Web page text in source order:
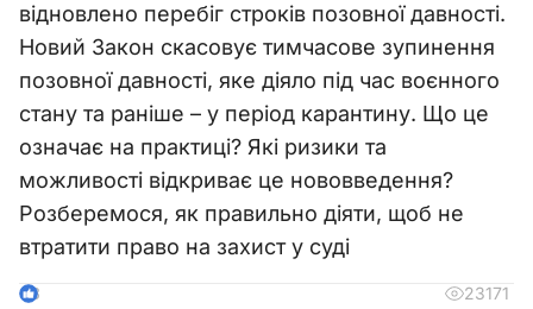
відновлено перебіг строків позовної давності.
Новий Закон скасовує тимчасове зупинення
позовної давності, яке діяло під час воєнного
стану та раніше – у період карантину. Що це
означає на практиці? Які ризики та
можливості відкриває це нововведення?
Розберемося, як правильно діяти, щоб не
втратити право на захист у суді
3
23171